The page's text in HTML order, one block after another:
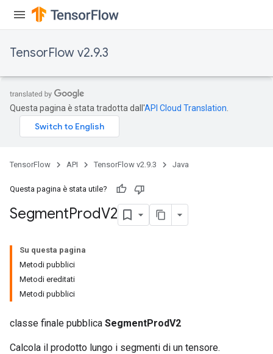
TensorFlow v2.9.3
Questa pagina è stata tradotta dall'API Cloud Translation
TensorFlow API TensorFlow v2.9.3 Java
Questa pagina è stata utile?
SegmentProdV2
Su questa pagina
Metodi pubblici
Metodi ereditati
Metodi pubblici
classe finale pubblica SegmentProdV2
Calcola il prodotto lungo i segmenti di un tensore.